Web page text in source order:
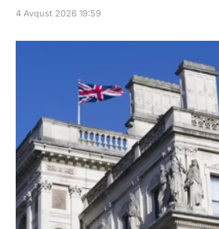
4 Avqust 2026 19:59